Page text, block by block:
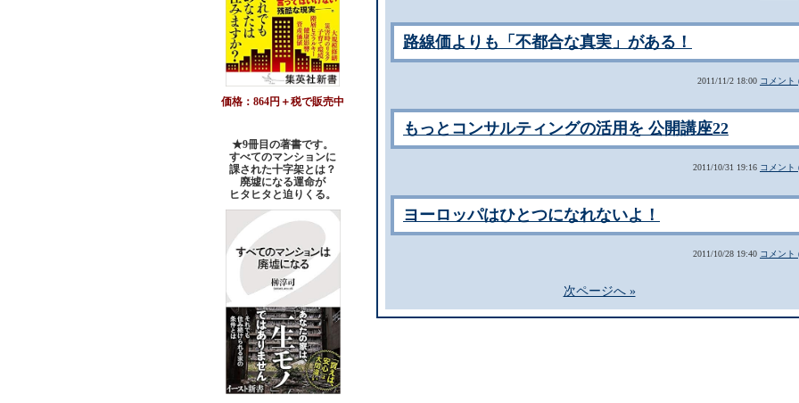
価格：864円＋税で販売中
★9冊目の著書です。
すべてのマンションに
課された十字架とは？
廃墟になる運命が
ヒタヒタと迫りくる。
路線価よりも「不都合な真実」がある！
2011/11/2 18:00 コメント
もっとコンサルティングの活用を 公開講座22
2011/10/31 19:16 コメント
ヨーロッパはひとつになれないよ！
2011/10/28 19:40 コメント
次ページへ »